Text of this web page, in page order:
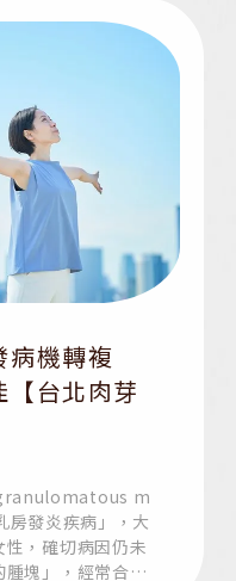
病機轉複
【台北肉芽
m
發炎疾病」，大
，確切病因仍未
塊」，經常合併